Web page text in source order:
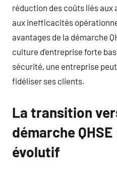
réduction des coûts liés aux
aux inefficacités
avantages de la démarche
culture d’entreprise forte
sécurité, une entreprise
fidéliser ses clients.
La transition
démarche
évolutif